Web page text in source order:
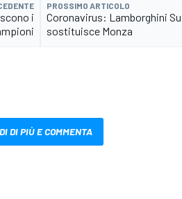
i
PROSSIMO ARTICOLO
Coronavirus: Lamborghini
sostituisce Monza
DI PIÙ E COMMENTA